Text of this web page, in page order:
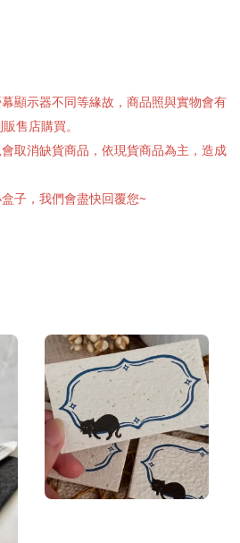
顯示器不同等緣故，商品照與實物會有
售店購買。
取消缺貨商品，依現貨商品為主，造成
子，我們會盡快回覆您~